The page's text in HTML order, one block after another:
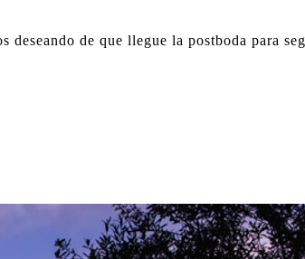
de que llegue la postboda para